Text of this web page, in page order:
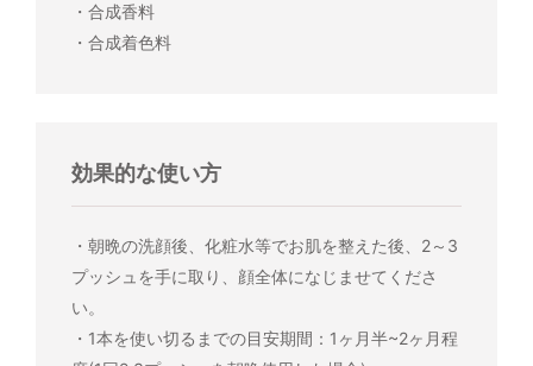
・合成香料
・合成着色料
効果的な使い方
・朝晩の洗顔後、化粧水等でお肌を整えた後、2～3
プッシュを手に取り、顔全体になじませてくださ
い。
・1本を使い切るまでの目安期間：1ヶ月半~2ヶ月程